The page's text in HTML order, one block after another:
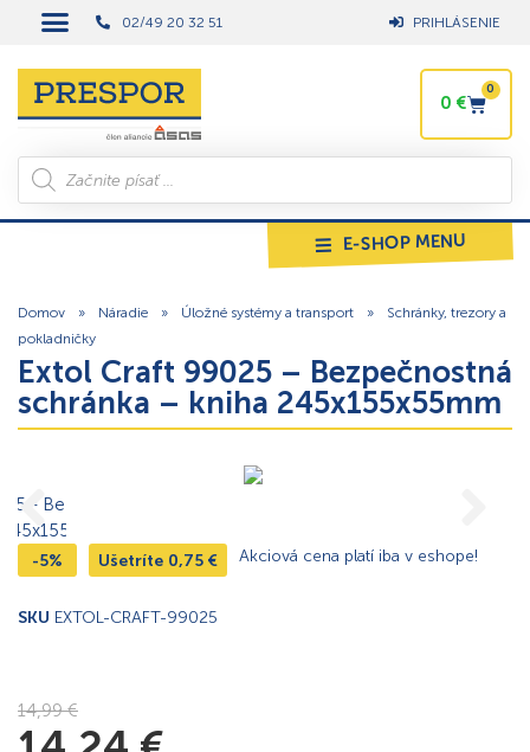
02/49 20 32 51 PRIHLÁSENIE
0 €
0
E-SHOP MENU
Domov » Náradie » Úložné systémy a transport »
Schránky, trezory a
pokladničky
Extol Craft 99025 – Bezpečnostná
schránka – kniha 245x155x55mm
-5% Ušetríte 0,75 € Akciová cena platí iba v eshope!
SKU EXTOL-CRAFT-99025
14,99€